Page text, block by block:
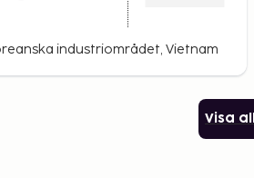
industriområdet, Vietnam
Visa